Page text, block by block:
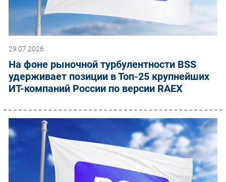
29.07.2026
На фоне рыночной турбулентности BSS
удерживает позиции в Топ-25 крупнейших
ИТ-компаний России по версии RAEX